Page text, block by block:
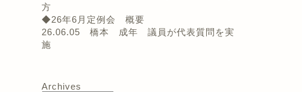
方
◆26年6月定例会 概要
26.06.05 橋本 成年 議員が代表質問を実
施
Archives